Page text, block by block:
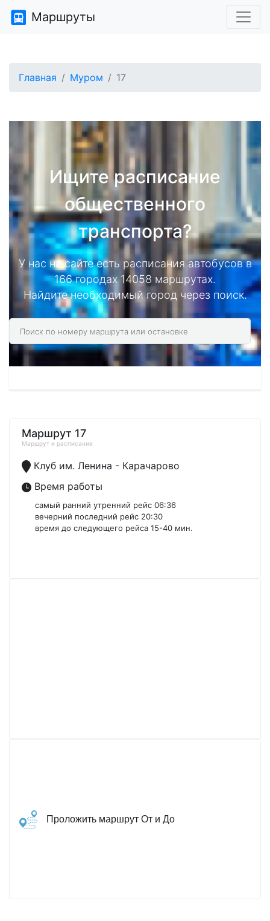
Маршруты
Главная Муром 17
Ищите расписание
общественного
транспорта?
У нас на сайте есть расписания автобусов в
166 городах 14058 маршрутах.
Найдите необходимый город через поиск.
Маршрут 17
Маршрут и расписание
Клуб им. Ленина - Карачарово
Время работы
самый ранний утренний рейс 06:36
вечерний последний рейс 20:30
время до следующего рейса 15-40 мин.
Проложить маршрут От и До